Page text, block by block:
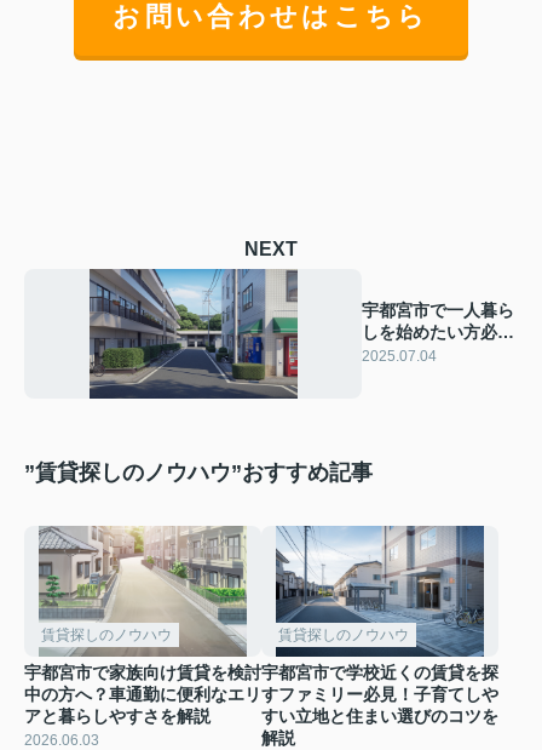
お問い合わせはこちら
NEXT
宇都宮市で一人暮ら
しを始めたい方必
見！部屋探しの流れ
2025.07.04
”賃貸探しのノウハウ”おすすめ記事
賃貸探しのノウハウ
宇都宮市で家族向け賃貸を検討
中の方へ？車通勤に便利なエリ
アと暮らしやすさを解説
2026.06.03
賃貸探しのノウハウ
宇都宮市で学校近くの賃貸を探
すファミリー必見！子育てしや
すい立地と住まい選びのコツを
解説